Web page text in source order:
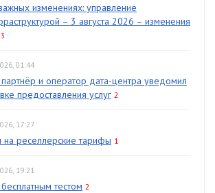
изменениях: управление
– 3 августа 2026 – изменения
3
01:44
и оператор дата-центра уведомил
предоставления услуг 2
17:27
реселлерские тарифы 1
19:21
тестом 2